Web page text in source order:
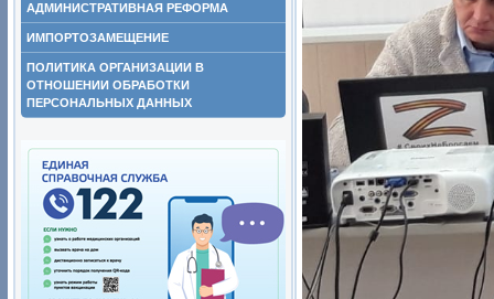
АДМИНИСТРАТИВНАЯ РЕФОРМА
ИМПОРТОЗАМЕЩЕНИЕ
ПОЛИТИКА ОРГАНИЗАЦИИ В
ОТНОШЕНИИ ОБРАБОТКИ
ПЕРСОНАЛЬНЫХ ДАННЫХ